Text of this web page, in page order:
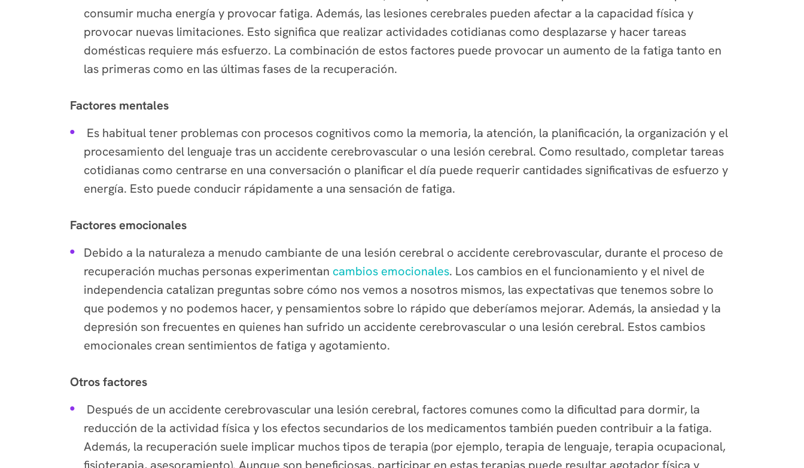
consumir mucha energía y provocar fatiga. Además, las lesiones cerebrales pueden afectar a la capacidad física y
provocar nuevas limitaciones. Esto significa que realizar actividades cotidianas como desplazarse y hacer tareas
domésticas requiere más esfuerzo. La combinación de estos factores puede provocar un aumento de la fatiga tanto en
las primeras como en las últimas fases de la recuperación.
Factores mentales
Es habitual tener problemas con procesos cognitivos como la memoria, la atención, la planificación, la organización y el
procesamiento del lenguaje tras un accidente cerebrovascular o una lesión cerebral. Como resultado, completar tareas
cotidianas como centrarse en una conversación o planificar el día puede requerir cantidades significativas de esfuerzo y
energía. Esto puede conducir rápidamente a una sensación de fatiga.
Factores emocionales
Debido a la naturaleza a menudo cambiante de una lesión cerebral o accidente cerebrovascular, durante el proceso de
recuperación muchas personas experimentan cambios emocionales. Los cambios en el funcionamiento y el nivel de
independencia catalizan preguntas sobre cómo nos vemos a nosotros mismos, las expectativas que tenemos sobre lo
que podemos y no podemos hacer, y pensamientos sobre lo rápido que deberíamos mejorar. Además, la ansiedad y la
depresión son frecuentes en quienes han sufrido un accidente cerebrovascular o una lesión cerebral. Estos cambios
emocionales crean sentimientos de fatiga y agotamiento.
Otros factores
Después de un accidente cerebrovascular una lesión cerebral, factores comunes como la dificultad para dormir, la
reducción de la actividad física y los efectos secundarios de los medicamentos también pueden contribuir a la fatiga.
Además, la recuperación suele implicar muchos tipos de terapia (por ejemplo, terapia de lenguaje, terapia ocupacional,